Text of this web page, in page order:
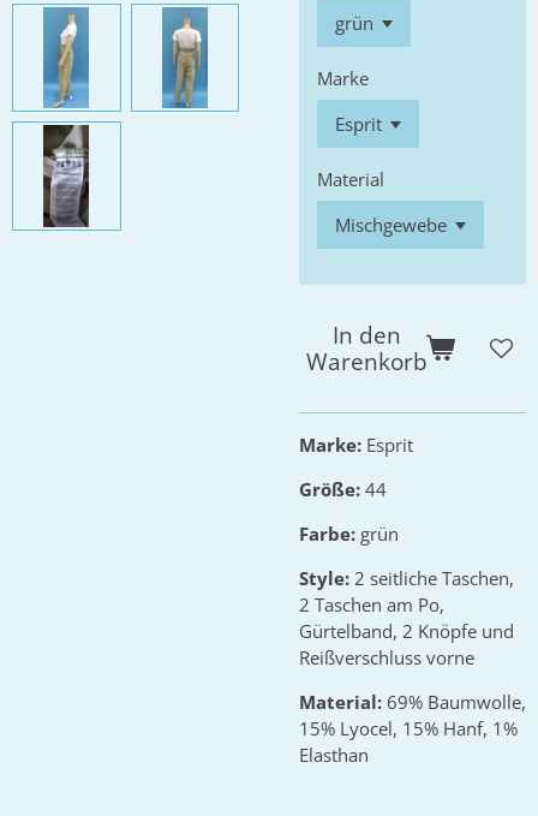
Marke
Material
In den
Warenkorb
Marke: Esprit
Größe: 44
Farbe: grün
Style: 2 seitliche Taschen,
2 Taschen am Po,
Gürtelband, 2 Knöpfe und
Reißverschluss vorne
Material: 69% Baumwolle,
15% Lyocel, 15% Hanf, 1%
Elasthan